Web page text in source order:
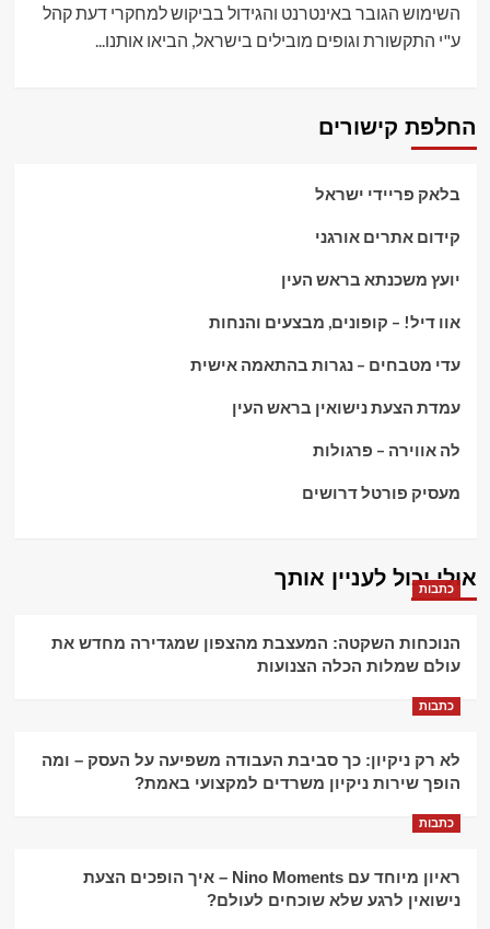
השימוש הגובר באינטרנט והגידול בביקוש למחקרי דעת קהל
ע"י התקשורת וגופים מובילים בישראל, הביאו אותנו...
החלפת קישורים
בלאק פריידי ישראל
קידום אתרים אורגני
יועץ משכנתא בראש העין
אוו דיל! – קופונים, מבצעים והנחות
עדי מטבחים – נגרות בהתאמה אישית
עמדת הצעת נישואין בראש העין
לה אווירה – פרגולות
מעסיק פורטל דרושים
אולי יכול לעניין אותך
כתבות
הנוכחות השקטה: המעצבת מהצפון שמגדירה מחדש את
עולם שמלות הכלה הצנועות
כתבות
לא רק ניקיון: כך סביבת העבודה משפיעה על העסק – ומה
הופך שירות ניקיון משרדים למקצועי באמת?
כתבות
ראיון מיוחד עם Nino Moments – איך הופכים הצעת
נישואין לרגע שלא שוכחים לעולם?